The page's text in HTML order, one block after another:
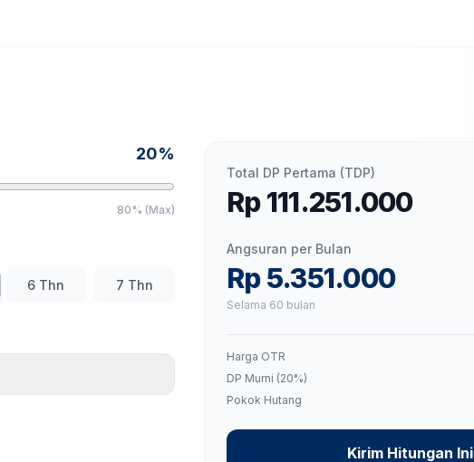
20%
80% (Max)
6Thn 7 Thn
Total DP Pertama (TDP)
Rp 111.251.000
Angsuran per Bulan
Rp 5.351.000
Selama 60 bulan
Harga OTR
DP Murni (20%)
Pokok Hutang
Kirim Hitungan Ini